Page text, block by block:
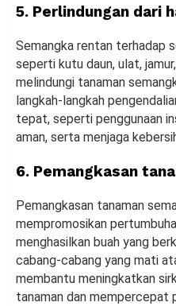
5. Perlindungan dari
Semangka rentan terhadap
seperti kutu daun, ulat,
melindungi tanaman
langkah-langkah
tepat, seperti penggunaan
aman, serta menjaga
6. Pemangkasan
Pemangkasan tanaman
mempromosikan
menghasilkan buah yang
cabang-cabang yang mati
membantu meningkatkan
tanaman dan mempercepat